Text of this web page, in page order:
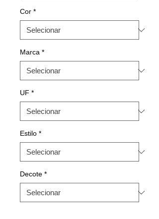
Cor *
Marca *
UF *
Estilo *
Decote *